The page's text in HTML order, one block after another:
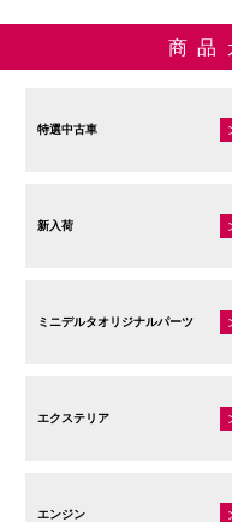
ョ
品
ジ
選
き
商品
特選中古車
新入荷
ミニデルタオリジナルパーツ
エクステリア
エンジン